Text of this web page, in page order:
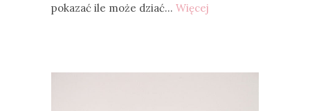
pokazać ile może dziać… Więcej